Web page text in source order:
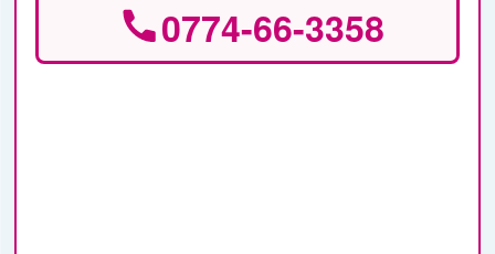
0774-66-3358